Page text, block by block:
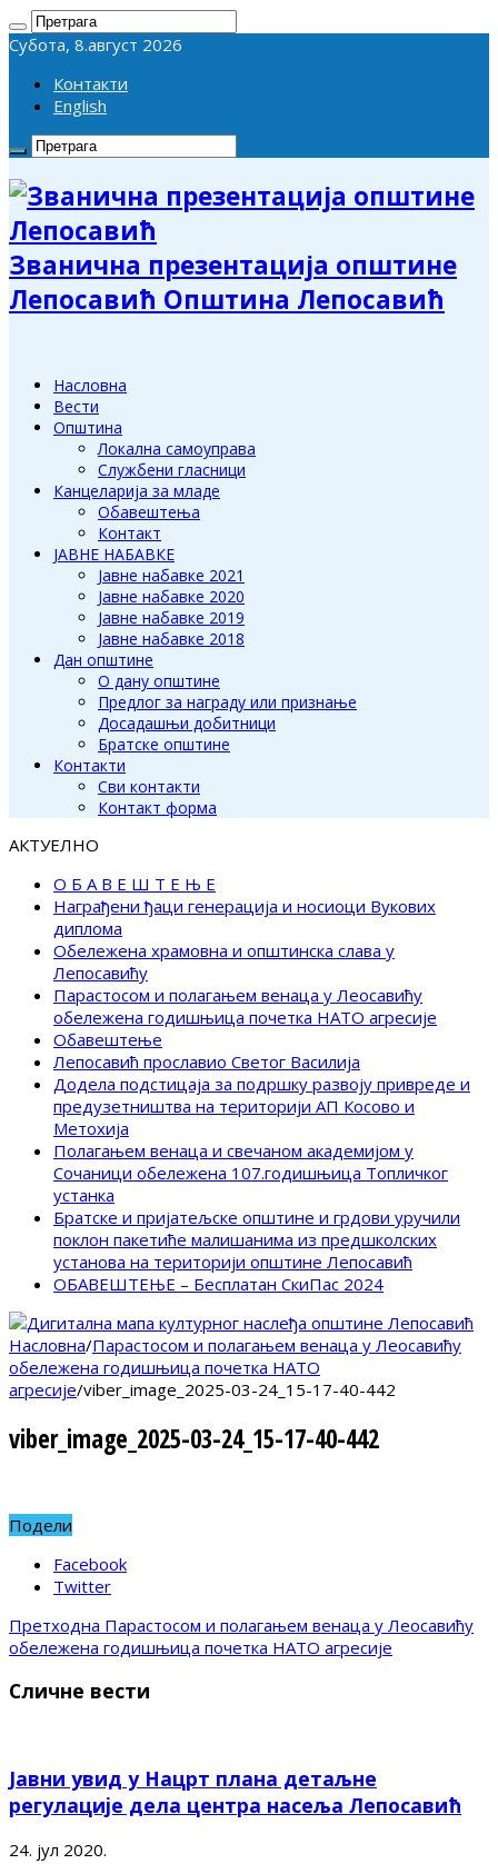
Субота, 8.август 2026
Контакти
English
Званична презентација општине
Лепосавић Општина Лепосавић
Насловна
Вести
Општина
Локална самоуправа
Службени гласници
Канцеларија за младе
Обавештења
Контакт
ЈАВНЕ НАБАВКЕ
Јавне набавке 2021
Јавне набавке 2020
Јавне набавке 2019
Јавне набавке 2018
Дан општине
О дану општине
Предлог за награду или признање
Досадашњи добитници
Братске општине
Контакти
Сви контакти
Контакт форма
АКТУЕЛНО
О Б А В Е Ш Т Е Њ Е
Награђени ђаци генерација и носиоци Вукових
диплома
Обележена храмовна и општинска слава у
Лепосавићу
Парастосом и полагањем венаца у Леосавићу
обележена годишњица почетка НАТО агресије
Обавештење
Лепосавић прославио Светог Василија
Додела подстицаја за подршку развоју привреде и
предузетништва на територији АП Косово и
Метохија
Полагањем венаца и свечаном академијом у
Сочаници обележена 107.годишњица Топличког
устанка
Братске и пријатељске општине и грдови уручили
поклон пакетиће малишанима из предшколских
установа на територији општине Лепосавић
ОБАВЕШТЕЊЕ – Бесплатан СкиПас 2024
Насловна/Парастосом и полагањем венаца у Леосавићу
обележена годишњица почетка НАТО
агресије/viber_image_2025-03-24_15-17-40-442
viber_image_2025-03-24_15-17-40-442
Подели
Facebook
Twitter
Претходна Парастосом и полагањем венаца у Леосавићу
обележена годишњица почетка НАТО агресије
Сличне вести
Јавни увид у Нацрт плана детаљне
регулације дела центра насеља Лепосавић
24. јул 2020.